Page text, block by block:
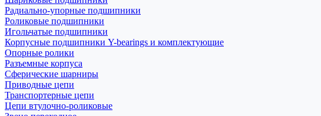
Радиально-упорные подшипники
Роликовые подшипники
Игольчатые подшипники
Корпусные подшипники Y-bearings и комплектующие
Опорные ролики
Разъемные корпуса
Сферические шарниры
Приводные цепи
Транспортерные цепи
Цепи втулочно-роликовые